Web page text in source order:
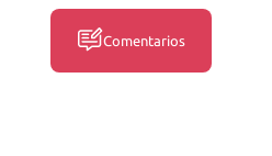
Comentarios